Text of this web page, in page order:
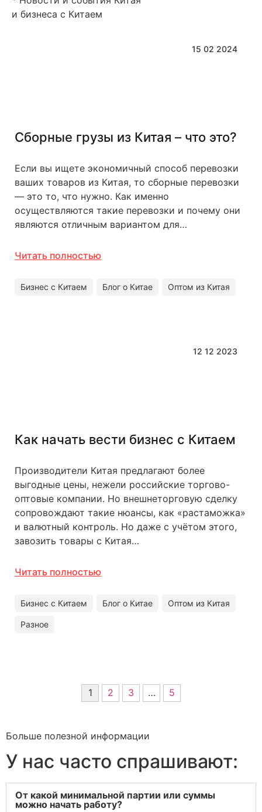
и бизнеса с Китаем
15 02 2024
Сборные грузы из Китая – что это?
Если вы ищете экономичный способ перевозки
ваших товаров из Китая, то сборные перевозки
— это то, что нужно. Как именно
осуществляются такие перевозки и почему они
являются отличным вариантом для…
Читать полностью
Бизнес с Китаем Блог о Китае Оптом из Китая
12 12 2023
Как начать вести бизнес с Китаем
Производители Китая предлагают более
выгодные цены, нежели российские торгово-
оптовые компании. Но внешнеторговую сделку
сопровождают такие нюансы, как «растаможка»
и валютный контроль. Но даже с учётом этого,
завозить товары с Китая…
Читать полностью
Бизнес с Китаем Блог о Китае Оптом из Китая
Разное
1 2 3 … 5
Больше полезной информации
У нас часто спрашивают:
От какой минимальной партии или суммы
можно начать работу?